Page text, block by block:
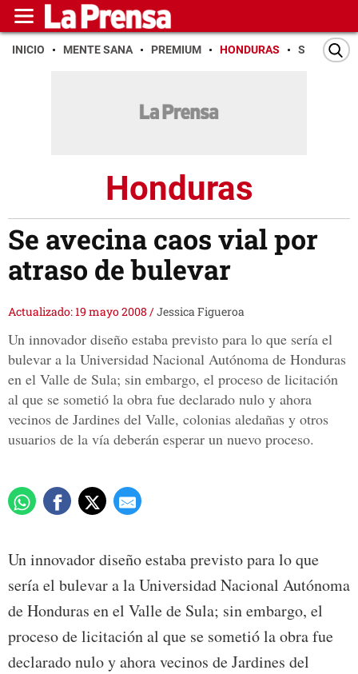
INICIO MENTE SANA PREMIUM HONDURAS SAN PEDRO
Honduras
Se avecina caos vial por
atraso de bulevar
Actualizado: 19 mayo 2008 /Jessica Figueroa
Un innovador diseño estaba previsto para lo que sería el
bulevar a la Universidad Nacional Autónoma de Honduras
en el Valle de Sula; sin embargo, el proceso de licitación
al que se sometió la obra fue declarado nulo y ahora
vecinos de Jardines del Valle, colonias aledañas y otros
usuarios de la vía deberán esperar un nuevo proceso.
Un innovador diseño estaba previsto para lo que
sería el bulevar a la Universidad Nacional Autónoma
de Honduras en el Valle de Sula; sin embargo, el
proceso de licitación al que se sometió la obra fue
declarado nulo y ahora vecinos de Jardines del